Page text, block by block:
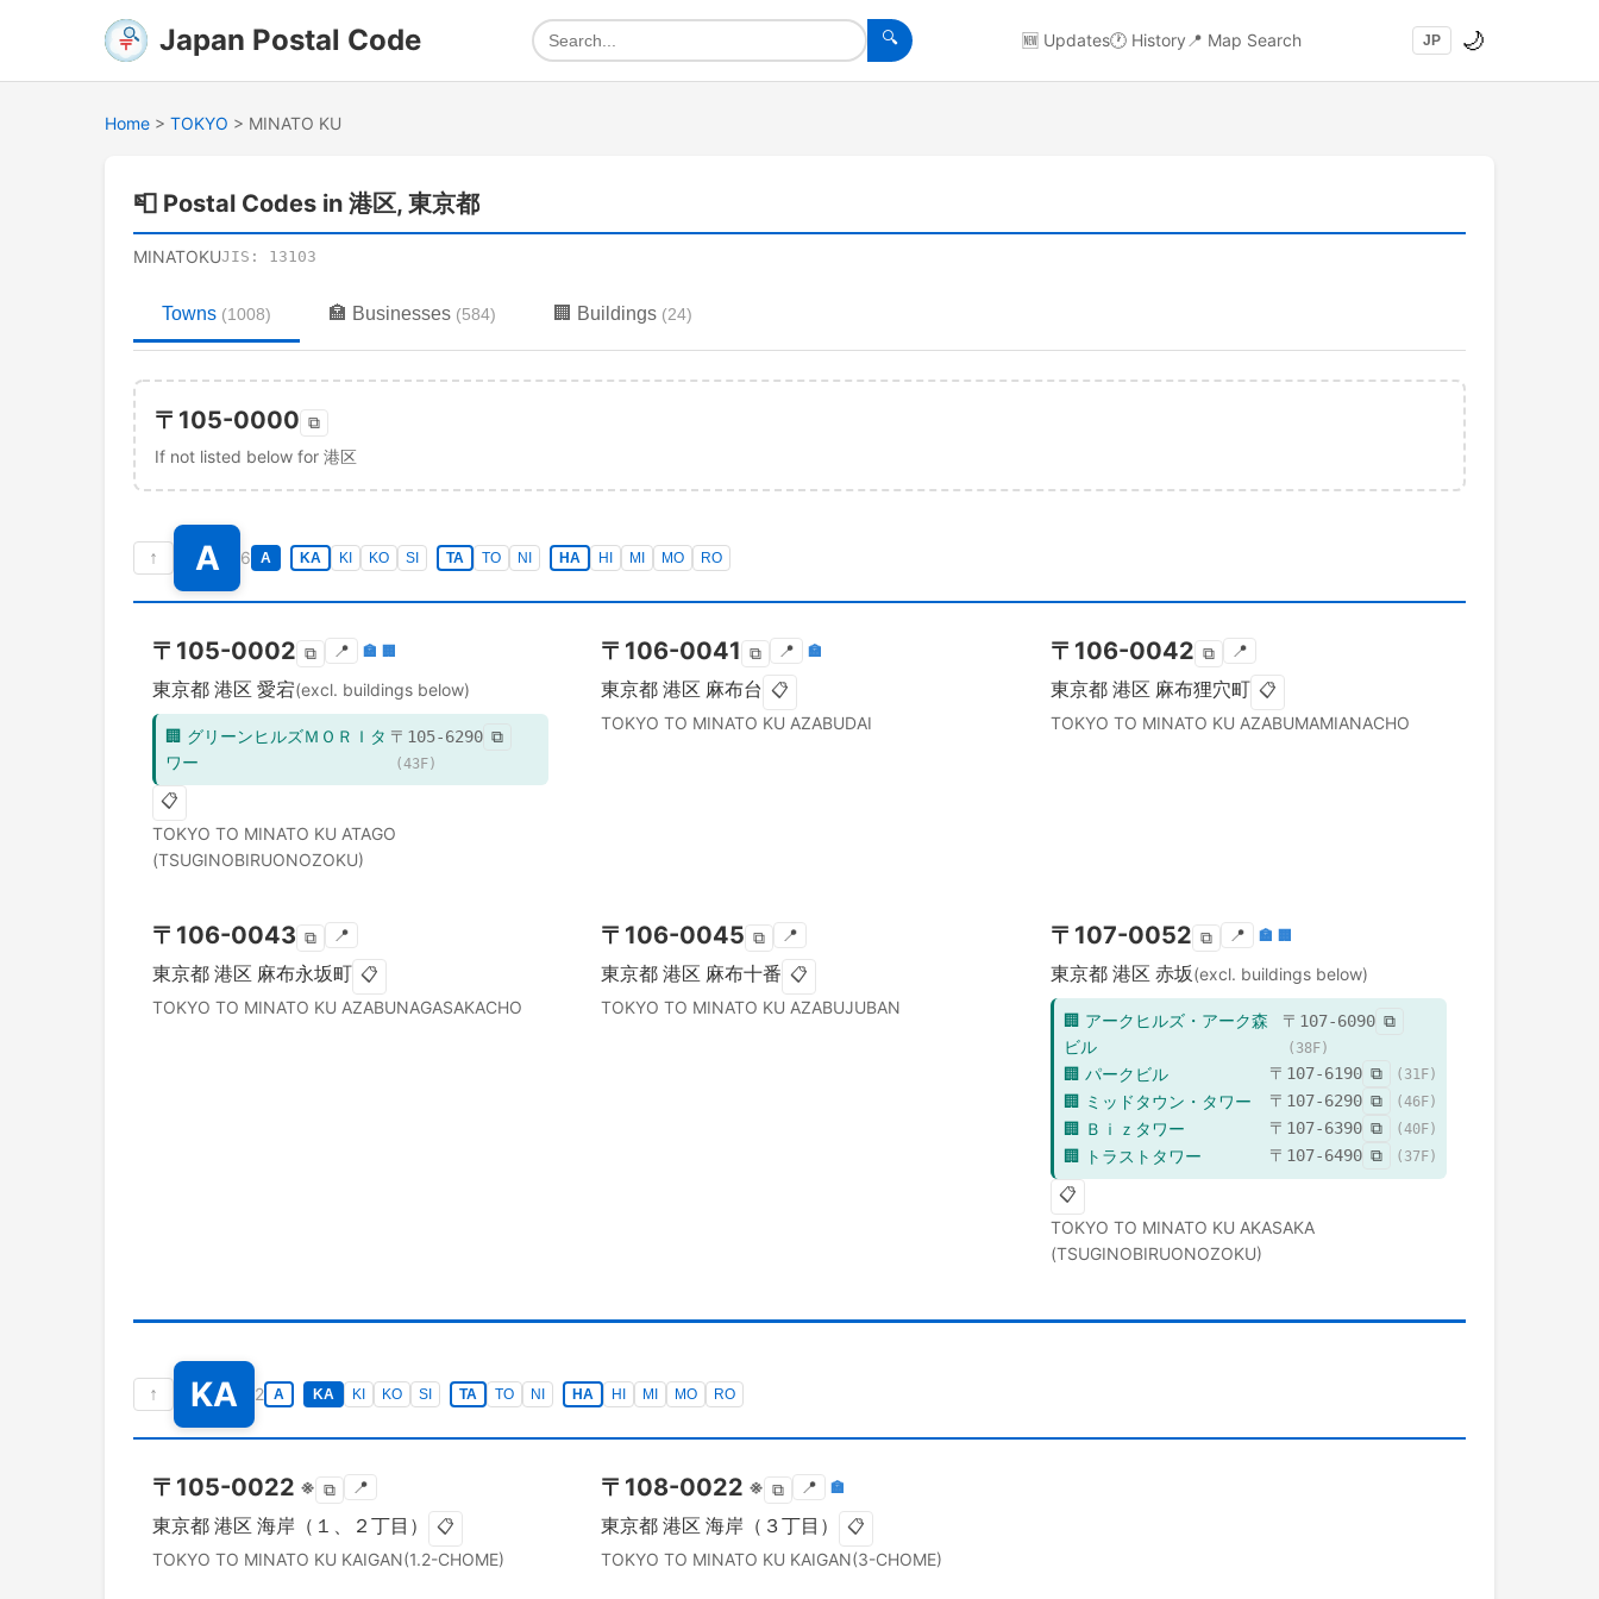
Japan Postal Code 🔍 🆕 Updates🕐 History 📍 Map Search JP 🌙
Home > TOKYO > MINATO KU
📮 Postal Codes in 港区, 東京都
MINATOKUJIS: 13103
Towns (1008) 🏣 Businesses (584) 🏢 Buildings (24)
〒 105-0000 ⧉
If not listed below for 港区
↑ A 6 A KA KI KO SI TA TO NI HA HI MI MO RO
〒 105-0002 ⧉ 📍 🏣 🏢
東京都 港区 愛宕(excl. buildings below)
🏢 グリーンヒルズＭＯＲＩタ
ワー
〒 105-6290 ⧉
(43F)
📋
TOKYO TO MINATO KU ATAGO
(TSUGINOBIRUONOZOKU)
〒 106-0041 ⧉ 📍 🏣
東京都 港区 麻布台 📋
TOKYO TO MINATO KU AZABUDAI
〒 106-0042 ⧉ 📍
東京都 港区 麻布狸穴町 📋
TOKYO TO MINATO KU AZABUMAMIANACHO
〒 106-0043 ⧉ 📍
東京都 港区 麻布永坂町 📋
TOKYO TO MINATO KU AZABUNAGASAKACHO
〒 106-0045 ⧉ 📍
東京都 港区 麻布十番 📋
TOKYO TO MINATO KU AZABUJUBAN
〒 107-0052 ⧉ 📍 🏣 🏢
東京都 港区 赤坂(excl. buildings below)
🏢 アークヒルズ・アーク森
ビル
〒 107-6090 ⧉
( 38F)
🏢 パークビル 〒 107-6190 ⧉ ( 31F)
🏢 ミッドタウン・タワー 〒 107-6290 ⧉ (46F)
🏢 Ｂｉｚタワー 〒 107-6390 ⧉ (40F)
🏢 トラストタワー 〒 107-6490 ⧉ ( 37F)
📋
TOKYO TO MINATO KU AKASAKA
(TSUGINOBIRUONOZOKU)
↑ KA 2 A KA KI KO SI TA TO NI HA HI MI MO RO
〒 105-0022 ※ ⧉ 📍
東京都 港区 海岸（１、２丁目） 📋
TOKYO TO MINATO KU KAIGAN(1.2-CHOME)
〒 108-0022 ※ ⧉ 📍 🏣
東京都 港区 海岸（３丁目） 📋
TOKYO TO MINATO KU KAIGAN(3-CHOME)